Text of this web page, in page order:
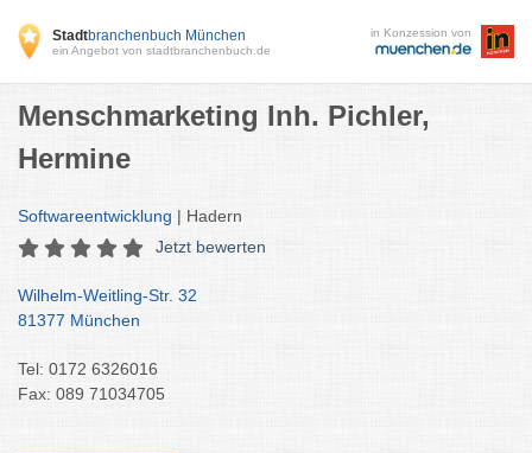
Stadtbranchenbuch München
ein Angebot von stadtbranchenbuch.de
in Konzession von
Menschmarketing Inh. Pichler,
Hermine
Softwareentwicklung | Hadern
Jetzt bewerten
Wilhelm-Weitling-Str. 32
81377 München
Tel: 0172 6326016
Fax: 089 71034705